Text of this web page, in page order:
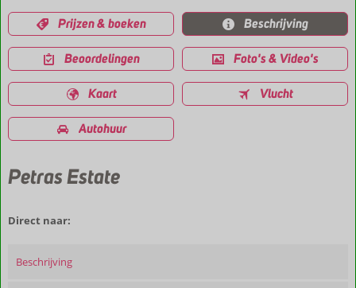
Prijzen & boeken Beschrijving
Beoordelingen Foto's & Video's
Kaart Vlucht
Autohuur
Petras Estate
Direct naar:
Beschrijving